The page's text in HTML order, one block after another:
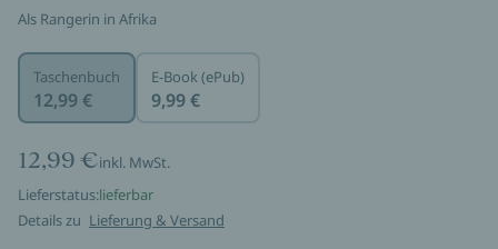
Als Rangerin in Afrika
Taschenbuch
12,99 €
E-Book (ePub)
9,99 €
12,99 €inkl. MwSt.
Lieferstatus:lieferbar
Details zu Lieferung & Versand